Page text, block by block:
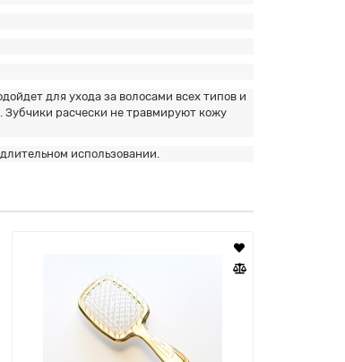
для ухода за волосами всех типов и
Зубчики расчески не травмируют кожу
использовании.